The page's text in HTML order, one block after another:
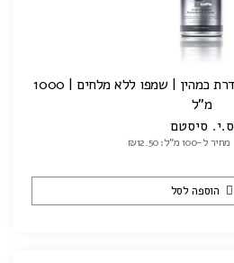
MOROCCAN GOLD | סדרת כמהין | שמפו ללא מלחים | 1000
מ"ל
ס.י. סיסטם
מחיר ל-100 מ"ל: ₪12.50
הוספה לסל